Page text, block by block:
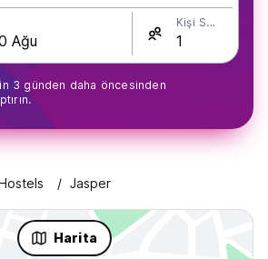
Kişi Sayısı
3 günden daha öncesinden
Jasper
Harita